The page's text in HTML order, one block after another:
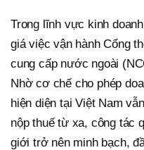
Trong lĩnh vực kinh
giá việc vận hành Cổng
cung cấp nước ngoài
Nhờ cơ chế cho phép
hiện diện tại Việt Nam
nộp thuế từ xa, công tác
giới trở nên minh bạch,